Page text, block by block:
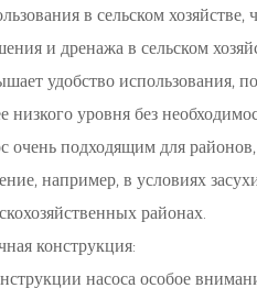
в сельском
и дренажа в сельском
удобство использования,
низкого уровня без
очень подходящим для
например, в условиях
районах.
конструкция:
насоса особое